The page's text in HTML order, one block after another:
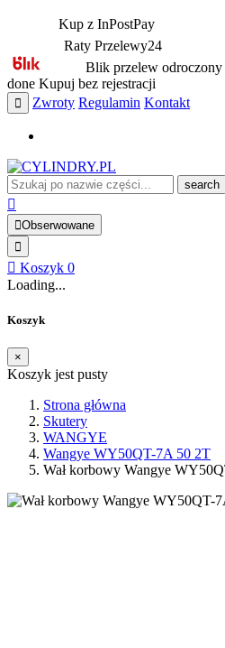
Kup z InPostPay
Raty Przelewy24
Blik przelew odroczony
done Kupuj bez rejestracji
Zwroty Regulamin Kontakt
search
Obserwowane
Koszyk 0
Loading...
Koszyk
×
Koszyk jest pusty
Strona główna
Skutery
WANGYE
Wangye WY50QT-7A 50 2T
Wał korbowy Wangye